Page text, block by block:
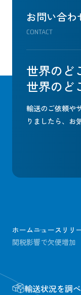
お問い合わ
CONTACT
世界のど
世界のど
輸送のご依頼や
りましたら、 お
ホームニュースリリ
関税影響で欠便増加
輸送状況を調